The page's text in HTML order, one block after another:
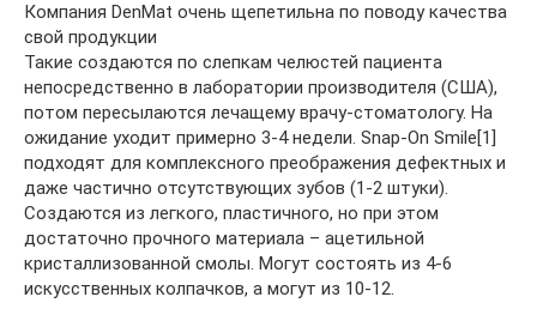
Компания DenMat очень щепетильна по поводу качества
свой продукции
Такие создаются по слепкам челюстей пациента
непосредственно в лаборатории производителя (США),
потом пересылаются лечащему врачу-стоматологу. На
ожидание уходит примерно 3-4 недели. Snap-On Smile[1]
подходят для комплексного преображения дефектных и
даже частично отсутствующих зубов (1-2 штуки).
Создаются из легкого, пластичного, но при этом
достаточно прочного материала – ацетильной
кристаллизованной смолы. Могут состоять из 4-6
искусственных колпачков, а могут из 10-12.